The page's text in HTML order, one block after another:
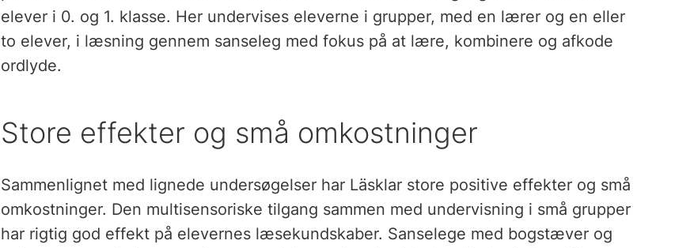
elever i 0. og 1. klasse. Her undervises eleverne i grupper, med en lærer og en eller
to elever, i læsning gennem sanseleg med fokus på at lære, kombinere og afkode
ordlyde.
Store effekter og små omkostninger
Sammenlignet med lignede undersøgelser har Läsklar store positive effekter og små
omkostninger. Den multisensoriske tilgang sammen med undervisning i små grupper
har rigtig god effekt på elevernes læsekundskaber. Sanselege med bogstæver og